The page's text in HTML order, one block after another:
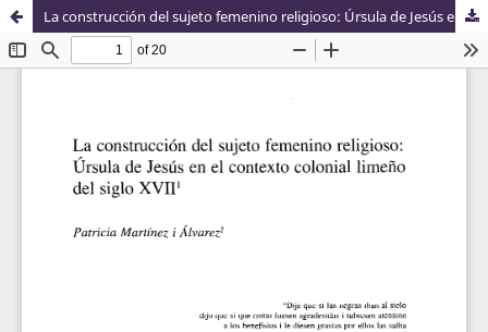
La construcción del sujeto femenino religioso: Úrsula de Jesús en el contexto limeño del siglo XVII